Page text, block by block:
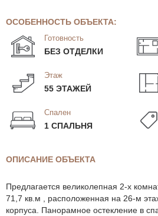
ОСОБЕННОСТЬ ОБЪЕКТА:
Готовность
БЕЗ ОТДЕЛКИ
Этаж
55 ЭТАЖЕЙ
Спален
1 СПАЛЬНЯ
ОПИСАНИЕ ОБЪЕКТА
Предлагается великолепная 2-х
71,7 кв.м , расположенная на 26-м
корпуса. Панорамное остекление в